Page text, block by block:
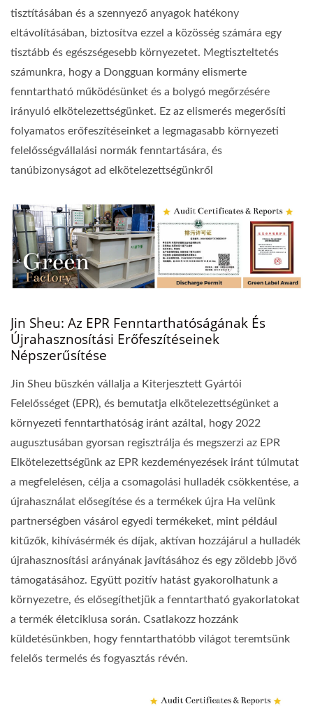
tisztításában és a szennyező anyagok hatékony
eltávolításában, biztosítva ezzel a közösség számára egy
tisztább és egészségesebb környezetet. Megtiszteltetés
számunkra, hogy a Dongguan kormány elismerte
fenntartható működésünket és a bolygó megőrzésére
irányuló elkötelezettségünket. Ez az elismerés megerősíti
folyamatos erőfeszítéseinket a legmagasabb környezeti
felelősségvállalási normák fenntartására, és
tanúbizonyságot ad elkötelezettségünkről
Jin Sheu: Az EPR Fenntarthatóságának És
Újrahasznosítási Erőfeszítéseinek
Népszerűsítése
Jin Sheu büszkén vállalja a Kiterjesztett Gyártói
Felelősséget (EPR), és bemutatja elkötelezettségünket a
környezeti fenntarthatóság iránt azáltal, hogy 2022
augusztusában gyorsan regisztrálja és megszerzi az EPR
Elkötelezettségünk az EPR kezdeményezések iránt túlmutat
a megfelelésen, célja a csomagolási hulladék csökkentése, a
újrahasználat elősegítése és a termékek újra Ha velünk
partnerségben vásárol egyedi termékeket, mint például
kitűzők, kihívásérmék és díjak, aktívan hozzájárul a hulladék
újrahasznosítási arányának javításához és egy zöldebb jövő
támogatásához. Együtt pozitív hatást gyakorolhatunk a
környezetre, és elősegíthetjük a fenntartható gyakorlatokat
a termék életciklusa során. Csatlakozz hozzánk
küldetésünkben, hogy fenntarthatóbb világot teremtsünk
felelős termelés és fogyasztás révén.